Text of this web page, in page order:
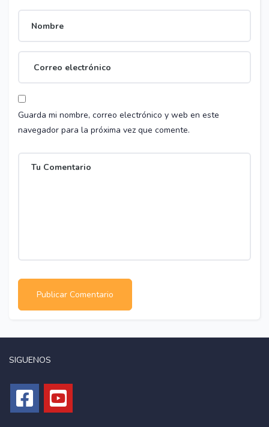
Guarda mi nombre, correo electrónico y web en este
navegador para la próxima vez que comente.
SIGUENOS